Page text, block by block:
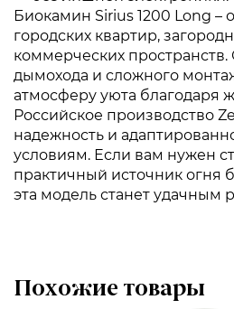
Биокамин Sirius 1200 Long –
городских квартир,
коммерческих
дымохода и сложного
атмосферу уюта благодаря
Российское производство
надежность и
условиям. Если вам нужен
практичный источник огня
эта модель станет удачным
Похожие товары